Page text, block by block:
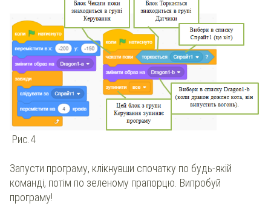
Рис.4
Запусти програму, клікнувши спочатку по будь-якій
команді, потім по зеленому прапорцю. Випробуй
програму!